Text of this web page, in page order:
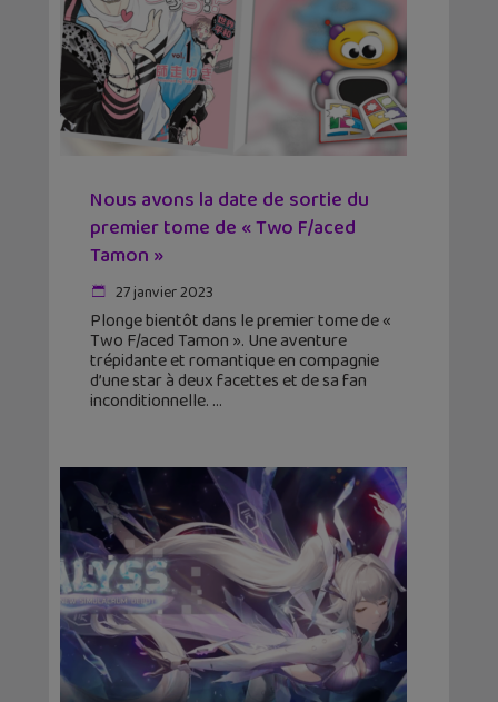
Nous avons la date de sortie du
premier tome de « Two F/aced
Tamon »
27 janvier 2023
Plonge bientôt dans le premier tome de «
Two F/aced Tamon ». Une aventure
trépidante et romantique en compagnie
d’une star à deux facettes et de sa fan
inconditionnelle.